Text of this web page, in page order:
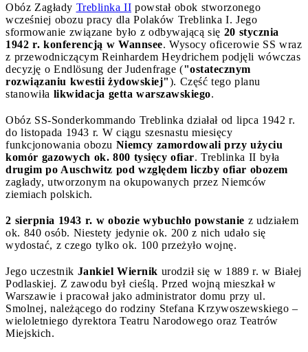
Obóz Zagłady Treblinka II powstał obok stworzonego
wcześniej obozu pracy dla Polaków Treblinka I. Jego
sformowanie związane było z odbywającą się 20 stycznia
1942 r. konferencją w Wannsee. Wysocy oficerowie SS wraz
z przewodniczącym Reinhardem Heydrichem podjęli wówczas
decyzję o Endlösung der Judenfrage ("ostatecznym
rozwiązaniu kwestii żydowskiej"). Część tego planu
stanowiła likwidacja getta warszawskiego.
Obóz SS-Sonderkommando Treblinka działał od lipca 1942 r.
do listopada 1943 r. W ciągu szesnastu miesięcy
funkcjonowania obozu Niemcy zamordowali przy użyciu
komór gazowych ok. 800 tysięcy ofiar. Treblinka II była
drugim po Auschwitz pod względem liczby ofiar obozem
zagłady, utworzonym na okupowanych przez Niemców
ziemiach polskich.
2 sierpnia 1943 r. w obozie wybuchło powstanie z udziałem
ok. 840 osób. Niestety jedynie ok. 200 z nich udało się
wydostać, z czego tylko ok. 100 przeżyło wojnę.
Jego uczestnik Jankiel Wiernik urodził się w 1889 r. w Białej
Podlaskiej. Z zawodu był cieślą. Przed wojną mieszkał w
Warszawie i pracował jako administrator domu przy ul.
Smolnej, należącego do rodziny Stefana Krzywoszewskiego –
wieloletniego dyrektora Teatru Narodowego oraz Teatrów
Miejskich.